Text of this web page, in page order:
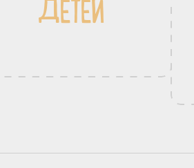
ДЕТЕЙ